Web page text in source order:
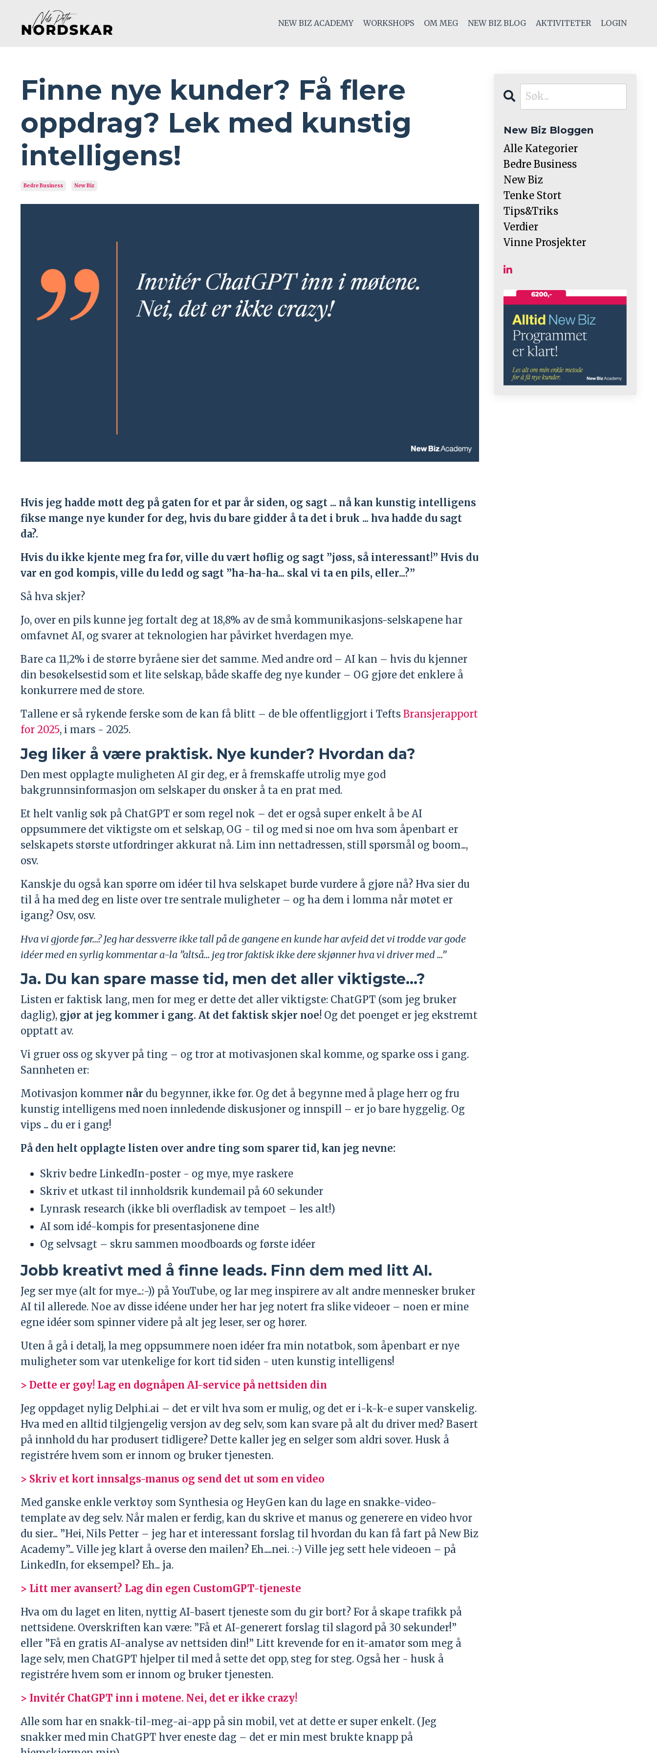
NEW BIZ ACADEMY WORKSHOPS OM MEG NEW BIZ BLOG AKTIVITETER LOGIN
Finne nye kunder? Få flere
oppdrag? Lek med kunstig
intelligens!
Bedre Business New Biz
Hvis jeg hadde møtt deg på gaten for et par år siden, og sagt ... nå kan kunstig intelligens
fikse mange nye kunder for deg, hvis du bare gidder å ta det i bruk ... hva hadde du sagt
da?.
Hvis du ikke kjente meg fra før, ville du vært høflig og sagt ”jøss, så interessant!” Hvis du
var en god kompis, ville du ledd og sagt ”ha-ha-ha... skal vi ta en pils, eller...?”
Så hva skjer?
Jo, over en pils kunne jeg fortalt deg at 18,8% av de små kommunikasjons-selskapene har
omfavnet AI, og svarer at teknologien har påvirket hverdagen mye.
Bare ca 11,2% i de større byråene sier det samme. Med andre ord – AI kan – hvis du kjenner
din besøkelsestid som et lite selskap, både skaffe deg nye kunder – OG gjøre det enklere å
konkurrere med de store.
Tallene er så rykende ferske som de kan få blitt – de ble offentliggjort i Tefts Bransjerapport
for 2025, i mars - 2025.
Jeg liker å være praktisk. Nye kunder? Hvordan da?
Den mest opplagte muligheten AI gir deg, er å fremskaffe utrolig mye god
bakgrunnsinformasjon om selskaper du ønsker å ta en prat med.
Et helt vanlig søk på ChatGPT er som regel nok – det er også super enkelt å be AI
oppsummere det viktigste om et selskap, OG - til og med si noe om hva som åpenbart er
selskapets største utfordringer akkurat nå. Lim inn nettadressen, still spørsmål og boom...,
osv.
Kanskje du også kan spørre om idéer til hva selskapet burde vurdere å gjøre nå? Hva sier du
til å ha med deg en liste over tre sentrale muligheter – og ha dem i lomma når møtet er
igang? Osv, osv.
Hva vi gjorde før...? Jeg har dessverre ikke tall på de gangene en kunde har avfeid det vi trodde var gode
idéer med en syrlig kommentar a-la ”altså... jeg tror faktisk ikke dere skjønner hva vi driver med ...”
Ja. Du kan spare masse tid, men det aller viktigste...?
Listen er faktisk lang, men for meg er dette det aller viktigste: ChatGPT (som jeg bruker
daglig), gjør at jeg kommer i gang. At det faktisk skjer noe! Og det poenget er jeg ekstremt
opptatt av.
Vi gruer oss og skyver på ting – og tror at motivasjonen skal komme, og sparke oss i gang.
Sannheten er:
Motivasjon kommer når du begynner, ikke før. Og det å begynne med å plage herr og fru
kunstig intelligens med noen innledende diskusjoner og innspill – er jo bare hyggelig. Og
vips ... du er i gang!
På den helt opplagte listen over andre ting som sparer tid, kan jeg nevne:
Skriv bedre LinkedIn-poster - og mye, mye raskere
Skriv et utkast til innholdsrik kundemail på 60 sekunder
Lynrask research (ikke bli overfladisk av tempoet – les alt!)
AI som idé-kompis for presentasjonene dine
Og selvsagt – skru sammen moodboards og første idéer
Jobb kreativt med å finne leads. Finn dem med litt AI.
Jeg ser mye (alt for mye...:-)) på YouTube, og lar meg inspirere av alt andre mennesker bruker
AI til allerede. Noe av disse idéene under her har jeg notert fra slike videoer – noen er mine
egne idéer som spinner videre på alt jeg leser, ser og hører.
Uten å gå i detalj, la meg oppsummere noen idéer fra min notatbok, som åpenbart er nye
muligheter som var utenkelige for kort tid siden - uten kunstig intelligens!
> Dette er gøy! Lag en døgnåpen AI-service på nettsiden din
Jeg oppdaget nylig Delphi.ai – det er vilt hva som er mulig, og det er i-k-k-e super vanskelig.
Hva med en alltid tilgjengelig versjon av deg selv, som kan svare på alt du driver med? Basert
på innhold du har produsert tidligere? Dette kaller jeg en selger som aldri sover. Husk å
registrére hvem som er innom og bruker tjenesten.
> Skriv et kort innsalgs-manus og send det ut som en video
Med ganske enkle verktøy som Synthesia og HeyGen kan du lage en snakke-video-
template av deg selv. Når malen er ferdig, kan du skrive et manus og generere en video hvor
du sier... ”Hei, Nils Petter – jeg har et interessant forslag til hvordan du kan få fart på New Biz
Academy”... Ville jeg klart å overse den mailen? Eh.....nei. :-) Ville jeg sett hele videoen – på
LinkedIn, for eksempel? Eh... ja.
> Litt mer avansert? Lag din egen CustomGPT-tjeneste
Hva om du laget en liten, nyttig AI-basert tjeneste som du gir bort? For å skape trafikk på
nettsidene. Overskriften kan være: ”Få et AI-generert forslag til slagord på 30 sekunder!”
eller ”Få en gratis AI-analyse av nettsiden din!” Litt krevende for en it-amatør som meg å
lage selv, men ChatGPT hjelper til med å sette det opp, steg for steg. Også her - husk å
registrére hvem som er innom og bruker tjenesten.
> Invitér ChatGPT inn i møtene. Nei, det er ikke crazy!
Alle som har en snakk-til-meg-ai-app på sin mobil, vet at dette er super enkelt. (Jeg
snakker med min ChatGPT hver eneste dag – det er min mest brukte knapp på
New Biz Bloggen
Alle Kategorier
Bedre Business
New Biz
Tenke Stort
Tips&triks
Verdier
Vinne Prosjekter